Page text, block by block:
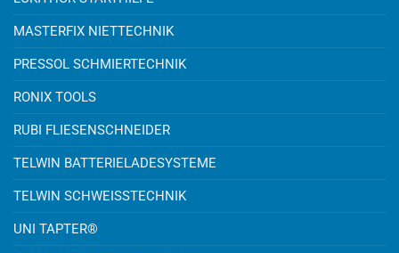
MASTERFIX NIETTECHNIK
PRESSOL SCHMIERTECHNIK
RONIX TOOLS
RUBI FLIESENSCHNEIDER
TELWIN BATTERIELADESYSTEME
TELWIN SCHWEISSTECHNIK
UNI TAPTER®